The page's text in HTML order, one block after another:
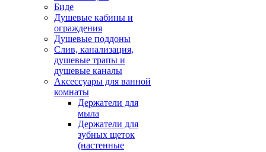
Биде
Душевые кабины и
ограждения
Душевые поддоны
Слив, канализация,
душевые трапы и
душевые каналы
Аксессуары для ванной
комнаты
Держатели для
мыла
Держатели для
зубных щеток
(настенные